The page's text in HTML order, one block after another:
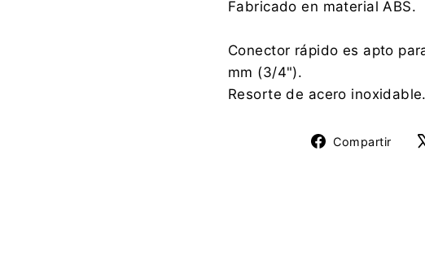
Fabricado en material ABS.
Conector rápido es apto
mm (3/4").
Resorte de acero inoxidable.
Compartir